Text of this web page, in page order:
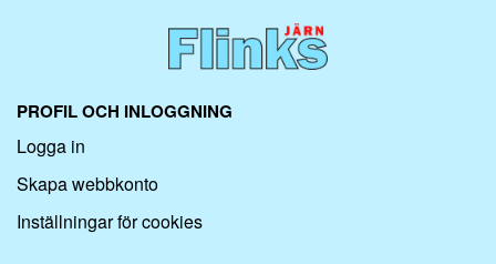
PROFIL OCH INLOGGNING
Logga in
Skapa webbkonto
Inställningar för cookies